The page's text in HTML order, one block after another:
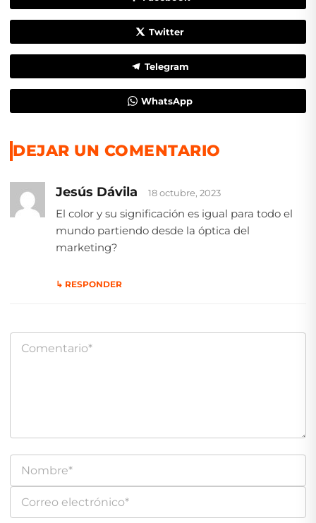
Twitter
Telegram
WhatsApp
DEJAR UN COMENTARIO
Jesús Dávila 18 octubre, 2023
El color y su significación es igual para todo el
mundo partiendo desde la óptica del
marketing?
↳ RESPONDER